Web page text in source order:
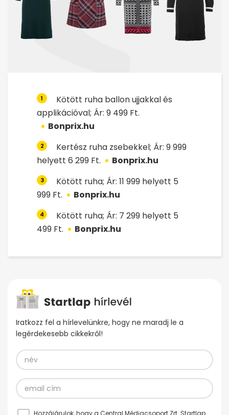
1
Kötött ruha ballon ujjakkal és
applikációval; Ár: 9 499 Ft.
Bonprix.hu
2
Kertész ruha zsebekkel; Ár: 9 999
helyett 6 299 Ft.
Bonprix.hu
3
Kötött ruha; Ár: 11 999 helyett 5
999 Ft.
Bonprix.hu
4
Kötött ruha; Ár: 7 299 helyett 5
499 Ft.
Bonprix.hu
Iratkozz fel a hírlevelünkre, hogy ne maradj le a
legérdekesebb cikkekről!